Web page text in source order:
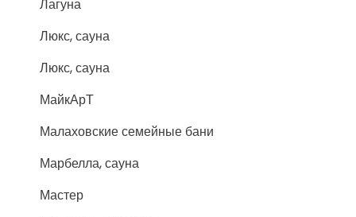
Лагуна
Люкс, сауна
Люкс, сауна
МайкАрТ
Малаховские семейные бани
Марбелла, сауна
Мастер